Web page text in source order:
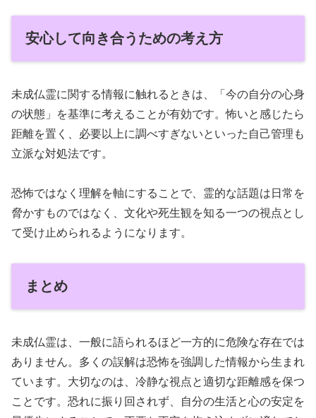
安心して向き合うための考え方
未成仏霊に関する情報に触れるときは、「今の自分の心身
の状態」を基準に考えることが有効です。怖いと感じたら
距離を置く、必要以上に調べすぎないといった自己管理も
立派な対処法です。
恐怖ではなく理解を軸にすることで、霊的な話題は日常を
脅かすものではなく、文化や死生観を知る一つの視点とし
て受け止められるようになります。
まとめ
未成仏霊は、一般に語られるほど一方的に危険な存在では
ありません。多くの誤解は恐怖を強調した情報から生まれ
ています。大切なのは、冷静な視点と適切な距離感を保つ
ことです。恐れに振り回されず、自分の生活と心の安定を